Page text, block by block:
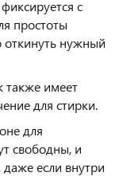
с
простоты
откинуть нужный
также имеет
для стирки.
для
свободны, и
если внутри